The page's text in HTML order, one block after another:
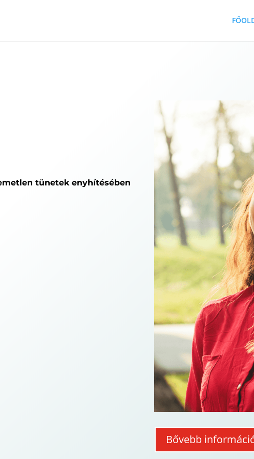
tünetek enyhítésében
Bővebb